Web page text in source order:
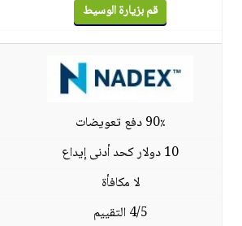
قم بزيارة الوسيط
90٪ دفع تعويضات
10 دولار كحد أدنى إيداع
لا مكافأة
4/5 التقييم